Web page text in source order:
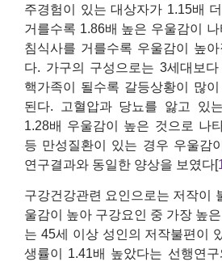
주경험이 있는 대상자가 1.15배
거를수록 1.86배 높은 우울감이
침식사를 거를수록 우울감이 높
다. 가구의 구성으로는 3세대보
핵가족이 될수록 갈등상황이 많
된다. 고혈압과 당뇨를 앓고 있
1.28배 우울감이 높은 것으로 나
등 만성질환이 있는 경우 우울감
연구결과와 동일한 양상을 보였다[
구강건강관련 요인으로는 저작이
울감이 높아 구강요인 중 가장 높
는 45세 이상 성인의 저작불편이
생률이 1.41배 높았다는 선행연구